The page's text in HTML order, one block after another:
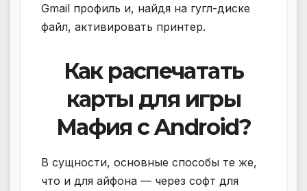
Gmail профиль и, найдя на гугл-диске
файл, активировать принтер.
Как распечатать
карты для игры
Мафия с Android?
В сущности, основные способы те же,
что и для айфона — через софт для